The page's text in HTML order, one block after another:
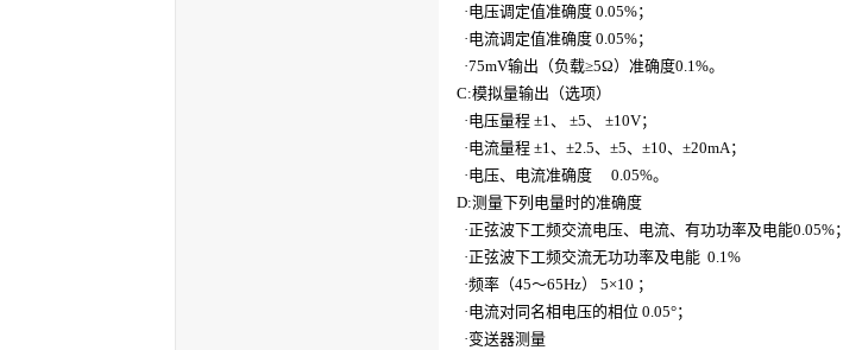
·电压调定值准确度 0.05%；
·电流调定值准确度 0.05%；
·75mV输出（负载≥5Ω）准确度0.1%。
C:模拟量输出（选项）
·电压量程 ±1、 ±5、 ±10V；
·电流量程 ±1、±2.5、±5、±10、±20mA；
·电压、电流准确度 0.05%。
D:测量下列电量时的准确度
·正弦波下工频交流电压、电流、有功功率及电能0.05%；
·正弦波下工频交流无功功率及电能 0.1%
·频率（45～65Hz） 5×10 ；
·电流对同名相电压的相位 0.05°；
·变送器测量